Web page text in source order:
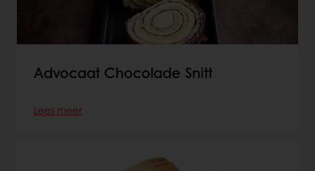
Advocaat Chocolade Snitt
Lees meer